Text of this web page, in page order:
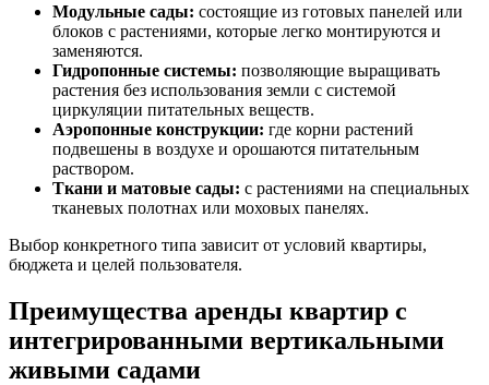
Модульные сады: состоящие из готовых панелей или
блоков с растениями, которые легко монтируются и
заменяются.
Гидропонные системы: позволяющие выращивать
растения без использования земли с системой
циркуляции питательных веществ.
Аэропонные конструкции: где корни растений
подвешены в воздухе и орошаются питательным
раствором.
Ткани и матовые сады: с растениями на специальных
тканевых полотнах или моховых панелях.
Выбор конкретного типа зависит от условий квартиры,
бюджета и целей пользователя.
Преимущества аренды квартир с
интегрированными вертикальными
живыми садами